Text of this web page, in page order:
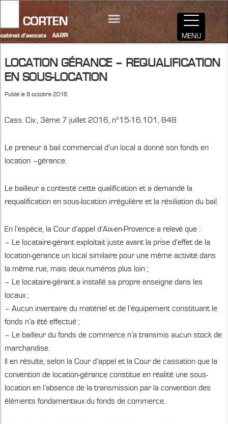
LOCATION GÉRANCE – REQUALIFICATION
EN SOUS-LOCATION
Publié le8 octobre 2016
Cass. Civ., 3ème 7 juillet 2016, n°15-16.101, 848
Le preneur à bail commercial d’un local a donné son fonds en
location –gérance.
Le bailleur a contesté cette qualification et a demandé la
requalification en sous-location irrégulière et la résiliation du bail.
En l’espèce, la Cour d’appel d’Aix-en-Provence a relevé que :
– Le locataire-gérant exploitait juste avant la prise d’effet de la
location-gérance un local similaire pour une même activité dans
la même rue, mais deux numéros plus loin ;
– Le locataire-gérant a installé sa propre enseigne dans les
locaux ;
– Aucun inventaire du matériel et de l’équipement constituant le
fonds n’a été effectué ;
– Le bailleur du fonds de commerce n’a transmis aucun stock de
marchandise.
Il en résulte, selon la Cour d’appel et la Cour de cassation que la
convention de location-gérance constitue en réalité une sous-
location en l’absence de la transmission par la convention des
éléments fondamentaux du fonds de commerce.
MENU